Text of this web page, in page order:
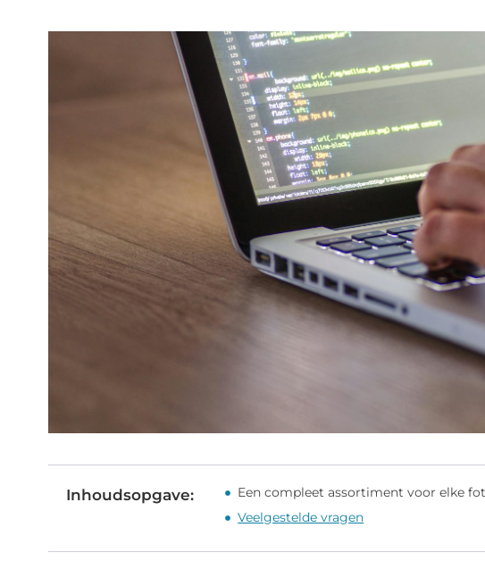
Inhoudsopgave:
Een compleet assortiment voor elke
Veelgestelde vragen